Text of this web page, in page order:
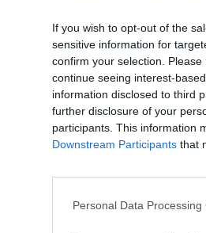
If you wish to opt-out of the
sensitive information for
confirm your selection.
continue seeing interest-
information disclosed to third
further disclosure of your
participants. This information
Downstream Participants that
Personal Data Processing
Aucun
LAISSER UN